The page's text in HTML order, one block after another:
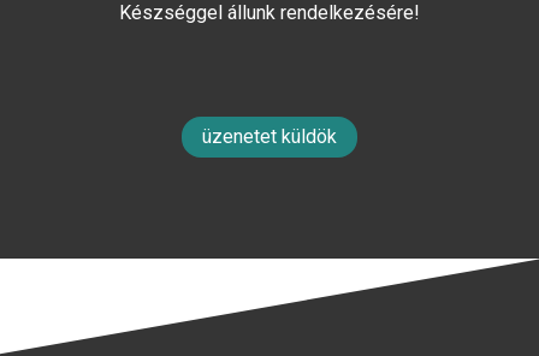
Készséggel állunk rendelkezésére!
üzenetet küldök